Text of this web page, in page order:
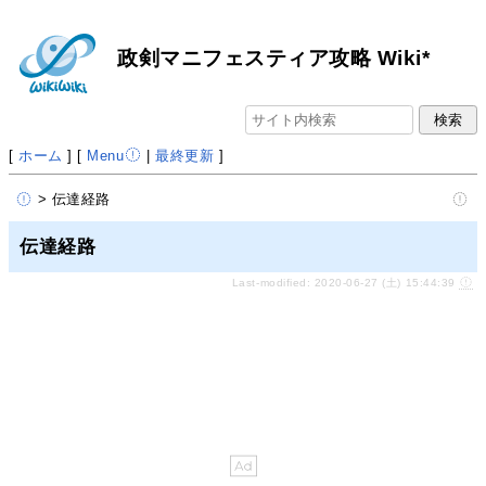
政剣マニフェスティア攻略 Wiki*
[ ホーム ] [ Menu |最終更新 ]
> 伝達経路
伝達経路
Last-modified: 2020-06-27 (土) 15:44:39